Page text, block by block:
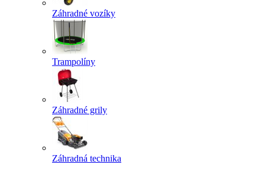
Záhradné vozíky
Trampolíny
Záhradné grily
Záhradná technika